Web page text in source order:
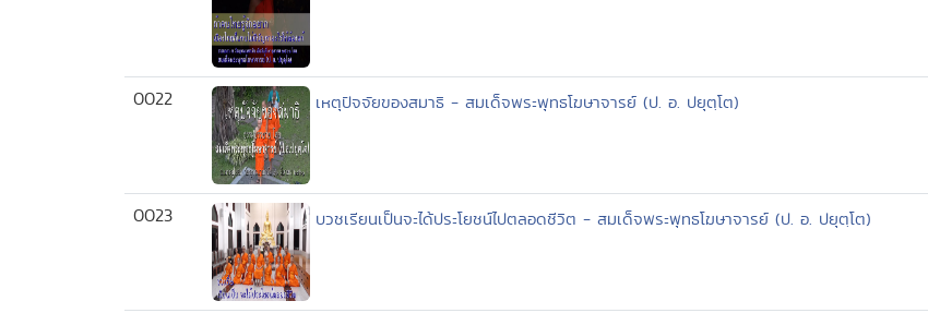
0022 เหตุปัจจัยของสมาธิ - สมเด็จพระพุทธโฆษาจารย์ (ป. อ. ปยุตฺโต)
0023 บวชเรียนเป็นจะได้ประโยชน์ไปตลอดชีวิต - สมเด็จพระพุทธโฆษาจารย์ (ป. อ. ปยุตฺโต)